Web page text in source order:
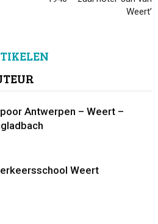
Weert’
Antwerpen – Weert –
Weert